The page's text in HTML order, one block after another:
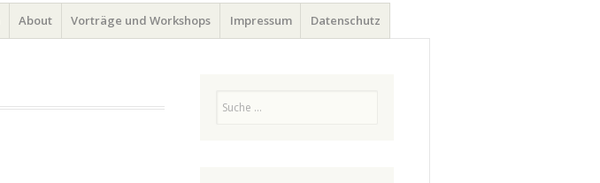
About Vorträge und Workshops Impressum Datenschutz